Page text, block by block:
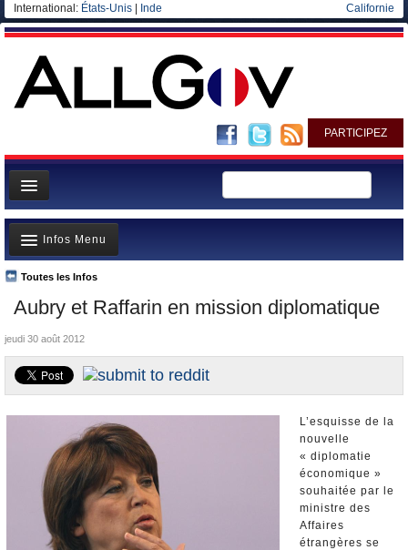
International: États-Unis Inde Californie
PARTICIPEZ
Page d'accueil
Infos
Gouvernement
Ministères/Directions
Blog
Elections européennes
Aubry et Raffarin en mission diplomatique
Toutes les Infos
Infos Menu
A la Une
Polémiques
Où va l’argent?
La France et le Monde
Elections européennes
Infos insolites
jeudi 30 août 2012
L’esquisse de la
nouvelle
« diplomatie
économique »
souhaitée par le
ministre des
Affaires
étrangères se